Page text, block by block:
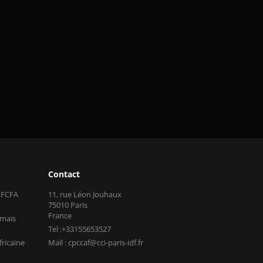
Contact
11, rue Léon Jouhaux
75010 Paris
France
Tel :+33155653527
Mail : cpccaf@cci-paris-idf.fr